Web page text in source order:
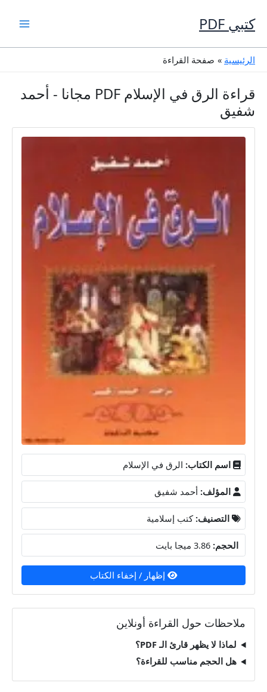
إلى
المحتوى
كتبي PDF
الرئيسية صفحة القراءة
قراءة الرق في الإسلام PDF مجانا - أحمد
شفيق
اسم الكتاب: الرق في الإسلام
المؤلف: أحمد شفيق
التصنيف: كتب إسلامية
الحجم:
إظهار / إخفاء الكتاب
ملاحظات حول القراءة أونلاين
لماذا لا يظهر قارئ الـ PDF؟
هل الحجم مناسب للقراءة؟